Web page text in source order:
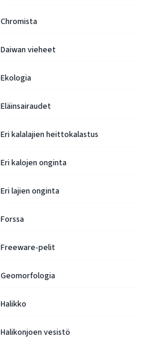
Chromista
Daiwan vieheet
Ekologia
Eläinsairaudet
Eri kalalajien heittokalastus
Eri kalojen onginta
Eri lajien onginta
Forssa
Freeware-pelit
Geomorfologia
Halikko
Halikonjoen vesistö